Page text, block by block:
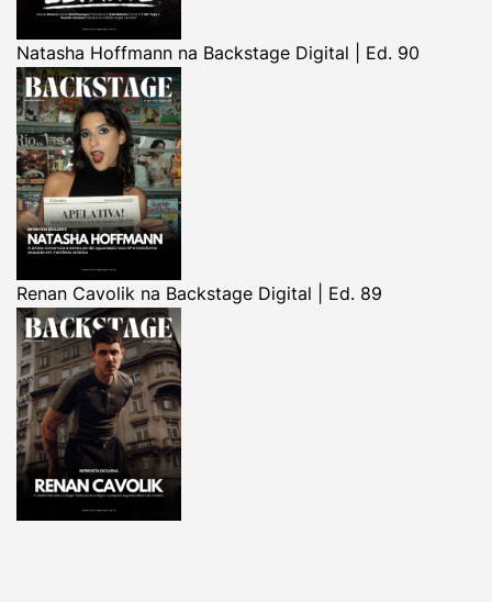
Natasha Hoffmann na Backstage Digital | Ed. 90
Renan Cavolik na Backstage Digital | Ed. 89